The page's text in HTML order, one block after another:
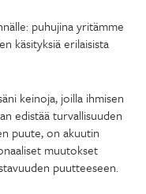
puhujina yritämme
käsityksiä erilaisista
keinoja, joilla ihmisen
edistää turvallisuuden
puute, on akuutin
muutokset
puutteeseen.